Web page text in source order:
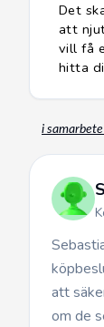
Det
att
vill få
hitta
i
att
om de